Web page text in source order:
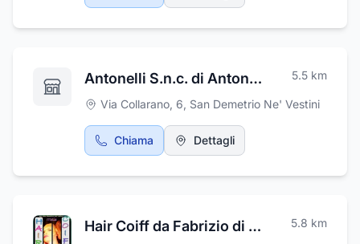
Antonelli S.n.c. di Antonelli Marcello & C. 5.5 km
Via Collarano, 6, San Demetrio Ne' Vestini
Chiama Dettagli
Hair Coiff da Fabrizio di Barone Fabrizio 5.8 km